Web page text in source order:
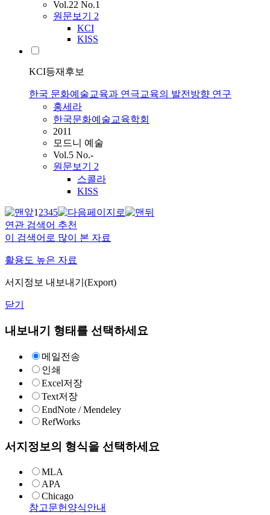
Vol.22 No.1
원문보기 2
KCI
KISS
KCI등재후보
한국 문화예술교육과 연극교육의 발전방향 연구
홍세라
한국문화예술교육학회
2011
모드니 예술
Vol.5 No.-
원문보기 2
스콜라
KISS
12345
연관 검색어 추천
이 검색어로 많이 본 자료
활용도 높은 자료
서지정보 내보내기(Export)
닫기
내보내기 형태를 선택하세요
메일전송
인쇄
Excel저장
Text저장
EndNote / Mendeley
RefWorks
서지정보의 형식을 선택하세요
MLA
APA
Chicago
참고문헌양식안내